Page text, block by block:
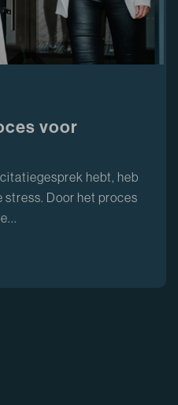
voor
hebt, heb
stress. Door het proces